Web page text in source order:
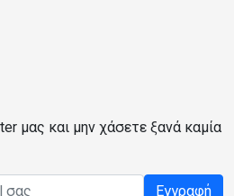
μας και μην χάσετε ξανά καμία
Εγγραφή